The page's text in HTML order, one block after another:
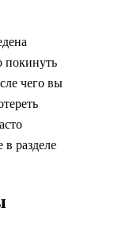
покинуть
чего вы
в разделе